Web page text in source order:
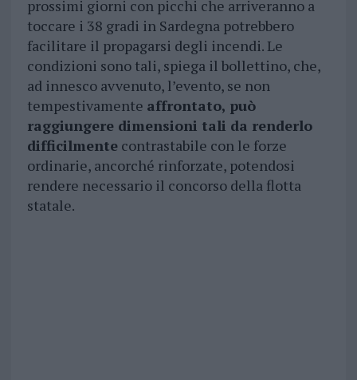
prossimi giorni con picchi che arriveranno a
toccare i 38 gradi in Sardegna potrebbero
facilitare il propagarsi degli incendi. Le
condizioni sono tali, spiega il bollettino, che,
ad innesco avvenuto, l’evento, se non
tempestivamente affrontato, può
raggiungere dimensioni tali da renderlo
difficilmentecontrastabile con le forze
ordinarie, ancorché rinforzate, potendosi
rendere necessario il concorso della flotta
statale.